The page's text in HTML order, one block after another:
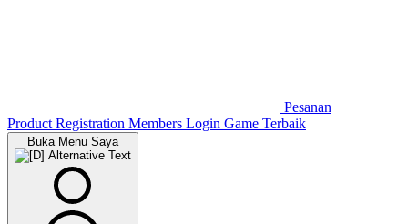
Pesanan
Product Registration Members Login Game Terbaik
Buka Menu Saya